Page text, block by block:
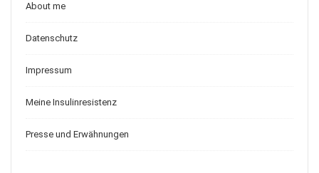
About me
Datenschutz
Impressum
Meine Insulinresistenz
Presse und Erwähnungen